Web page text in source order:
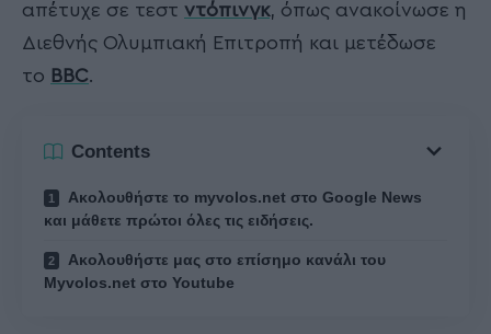
απέτυχε σε τεστ ντόπινγκ, όπως ανακοίνωσε η
Διεθνής Ολυμπιακή Επιτροπή και μετέδωσε
το BBC.
Contents
Ακολουθήστε το myvolos.net στο Google News
και μάθετε πρώτοι όλες τις ειδήσεις.
Ακολουθήστε μας στο επίσημο κανάλι του
Myvolos.net στο Youtube